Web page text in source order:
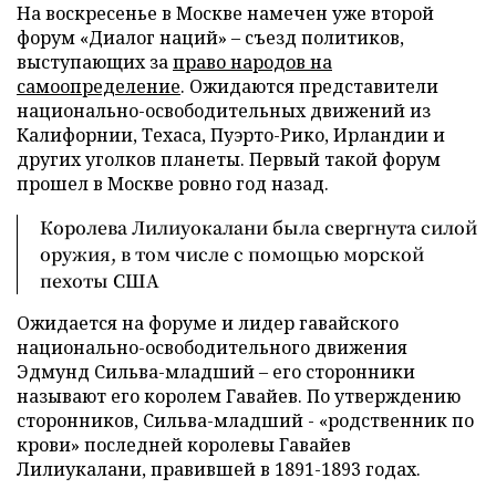
На воскресенье в Москве намечен уже второй
форум «Диалог наций» – съезд политиков,
выступающих заправо народов на
самоопределение. Ожидаются представители
национально-освободительных движений из
Калифорнии, Техаса, Пуэрто-Рико, Ирландии и
других уголков планеты. Первый такой форум
прошел в Москве ровно год назад.
Королева Лилиуокалани была свергнута силой
оружия, в том числе с помощью морской
пехоты США
Ожидается на форуме и лидер гавайского
национально-освободительного движения
Эдмунд Сильва-младший – его сторонники
называют его королем Гавайев. По утверждению
сторонников, Сильва-младший - «родственник по
крови» последней королевы Гавайев
Лилиукалани, правившей в 1891-1893 годах.